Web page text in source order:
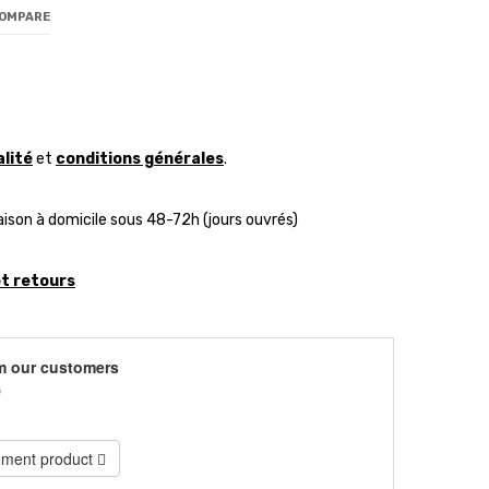
et conditions générales.
à domicile sous 48-72h (jours ouvrés)
retours
our customers
product